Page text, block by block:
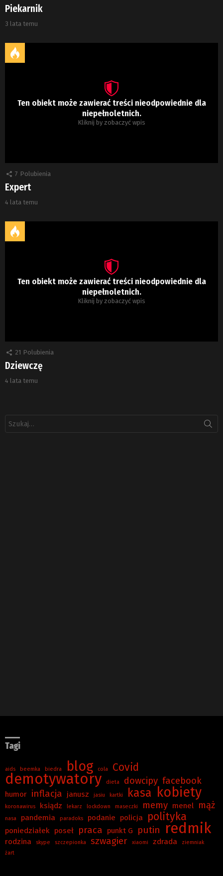
Piekarnik
3 lata temu
Ten obiekt może zawierać treści nieodpowiednie dla
niepełnoletnich.
Kliknij by zobaczyć wpis
7 Polubienia
Expert
4 lata temu
Ten obiekt może zawierać treści nieodpowiednie dla
niepełnoletnich.
Kliknij by zobaczyć wpis
21 Polubienia
Dziewczę
4 lata temu
Tagi
aids beemka biedra blog cola Covid
demotywatory dieta dowcipy facebook
humor inflacja janusz jasiu kartki kasa kobiety
koronawirus ksiądz lekarz lockdown maseczki memy menel mąż
nasa pandemia paradoks podanie policja polityka
poniedziałek poseł praca punkt G putin redmik
rodzina skype szczepionka szwagier xiaomi zdrada
ziemniak
żart